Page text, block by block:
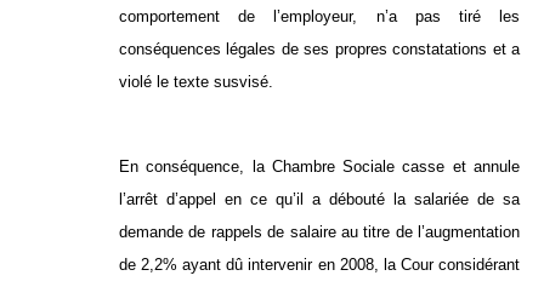
comportement de l’employeur, n’a pas tiré les
conséquences légales de ses propres constatations et a
violé le texte susvisé.
En conséquence, la Chambre Sociale casse et annule
l’arrêt d’appel en ce qu’il a débouté la salariée de sa
demande de rappels de salaire au titre de l’augmentation
de 2,2% ayant dû intervenir en 2008, la Cour considérant